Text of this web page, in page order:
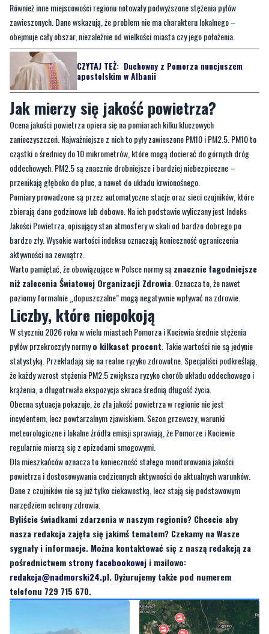
Również inne miejscowości regionu notowały podwyższone stężenia pyłów
zawieszonych. Dane wskazują, że problem nie ma charakteru lokalnego –
obejmuje cały obszar, niezależnie od wielkości miasta czy jego położenia.
CZYTAJ TEŻ: Duchowny z Pomorza nuncjuszem
apostolskim w Albanii
Jak mierzy się jakość powietrza?
Ocena jakości powietrza opiera się na pomiarach kilku kluczowych
zanieczyszczeń. Najważniejsze z nich to pyły zawieszone PM10 i PM2.5. PM10 to
cząstki o średnicy do 10 mikrometrów, które mogą docierać do górnych dróg
oddechowych. PM2.5 są znacznie drobniejsze i bardziej niebezpieczne –
przenikają głęboko do płuc, a nawet do układu krwionośnego.
Pomiary prowadzone są przez automatyczne stacje oraz sieci czujników, które
zbierają dane godzinowe lub dobowe. Na ich podstawie wyliczany jest Indeks
Jakości Powietrza, opisujący stan atmosfery w skali od bardzo dobrego po
bardzo zły. Wysokie wartości indeksu oznaczają konieczność ograniczenia
aktywności na zewnątrz.
Warto pamiętać, że obowiązujące w Polsce normy są znacznie łagodniejsze
niż zalecenia Światowej Organizacji Zdrowia . Oznacza to, że nawet
poziomy formalnie „dopuszczalne” mogą negatywnie wpływać na zdrowie.
Liczby, które niepokoją
W styczniu 2026 roku w wielu miastach Pomorza i Kociewia średnie stężenia
pyłów przekroczyły normyo kilkaset procent . Takie wartości nie są jedynie
statystyką. Przekładają się na realne ryzyko zdrowotne. Specjaliści podkreślają,
że każdy wzrost stężenia PM2.5 zwiększa ryzyko chorób układu oddechowego i
krążenia, a długotrwała ekspozycja skraca średnią długość życia.
Obecna sytuacja pokazuje, że zła jakość powietrza w regionie nie jest
incydentem, lecz powtarzalnym zjawiskiem. Sezon grzewczy, warunki
meteorologiczne i lokalne źródła emisji sprawiają, że Pomorze i Kociewie
regularnie mierzą się z epizodami smogowymi.
Dla mieszkańców oznacza to konieczność stałego monitorowania jakości
powietrza i dostosowywania codziennych aktywności do aktualnych warunków.
Dane z czujników nie są już tylko ciekawostką, lecz stają się podstawowym
narzędziem ochrony zdrowia.
Byliście świadkami zdarzenia w naszym regionie? Chcecie aby
nasza redakcja zajęła się jakimś tematem? Czekamy na Wasze
sygnały i informacje. Można kontaktować się z naszą redakcją za
pośrednictwem strony facebookowej i mailowo:
redakcja@nadmorski24.pl. Dyżurujemy także pod numerem
telefonu 729 715 670.